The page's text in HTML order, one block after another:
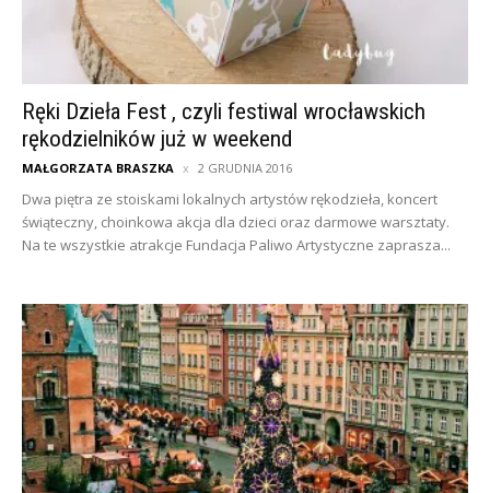
Ręki Dzieła Fest , czyli festiwal wrocławskich
rękodzielników już w weekend
MAŁGORZATA BRASZKA 2 GRUDNIA 2016
Dwa piętra ze stoiskami lokalnych artystów rękodzieła, koncert
świąteczny, choinkowa akcja dla dzieci oraz darmowe warsztaty.
Na te wszystkie atrakcje Fundacja Paliwo Artystyczne zaprasza...